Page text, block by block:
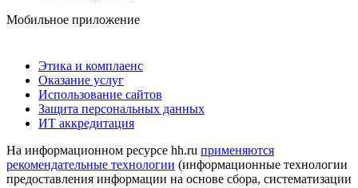
Мобильное приложение
Этика и комплаенс
Оказание услуг
Использование сайтов
Защита персональных данных
ИТ аккредитация
На информационном ресурсе hh.ru применяются
рекомендательные технологии (информационные технологии
предоставления информации на основе сбора, систематизации